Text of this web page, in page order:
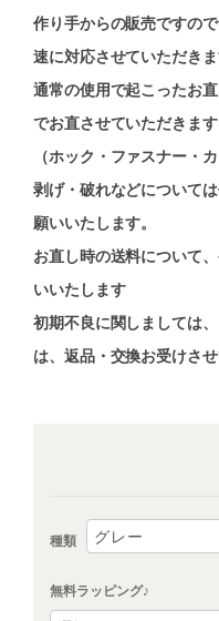
作り手からの販売ですの
速に対応させていただきま
通常の使用で起こったお
でお直させていただきます
（ホック・ファスナー・
剥げ・破れなどについて
願いいたします。
お直し時の送料について
いいたします
初期不良に関しましては
は、返品・交換お受けさせ
種類
無料ラッピング♪